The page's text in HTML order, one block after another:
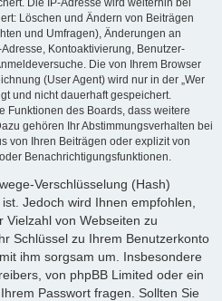
Die IP-Adresse wird weiterhin bei
Löschen und Ändern von Beiträgen
und Umfragen), Änderungen an
Kontoaktivierung, Benutzer-
Die von Ihrem Browser
(User Agent) wird nur in der „Wer
und nicht dauerhaft gespeichert.
Funktionen des Boards, dass weitere
gehören Ihr Abstimmungsverhalten bei
von Ihren Beiträgen oder explizit von
Benachrichtigungsfunktionen.
Verschlüsselung (Hash)
Jedoch wird Ihnen empfohlen,
Vielzahl von Webseiten zu
Schlüssel zu Ihrem Benutzerkonto
ihm sorgsam um. Insbesondere
von phpBB Limited oder ein
Passwort fragen. Sollten Sie